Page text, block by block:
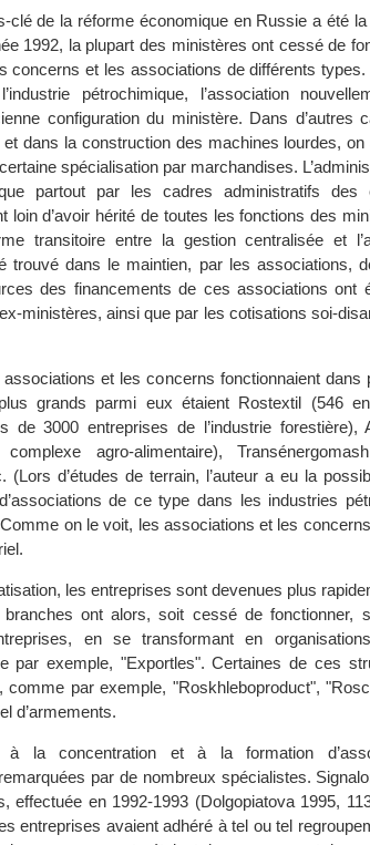
clé de la réforme économique en Russie a été
1992, la plupart des ministères ont cessé de
concerns et les associations de différents
pétrochimique, l’association
configuration du ministère. Dans d’autres
et dans la construction des machines lourdes,
spécialisation par marchandises.
partout par les cadres administratifs des
loin d’avoir hérité de toutes les fonctions des
transitoire entre la gestion centralisée et
trouvé dans le maintien, par les associations,
des financements de ces associations ont
ministères, ainsi que par les cotisations soi-
et les concerns fonctionnaient dans
grands parmi eux étaient Rostextil (546
de 3000 entreprises de l’industrie forestière),
agro-alimentaire),
(Lors d’études de terrain, l’auteur a eu la
de ce type dans les industries
on le voit, les associations et les
les entreprises sont devenues plus
ont alors, soit cessé de fonctionner,
en se transformant en
par exemple, "Exportles". Certaines de ces
comme par exemple, "Roskhleboproduct",
d’armements.
à la concentration et à la formation
par de nombreux spécialistes.
effectuée en 1992-1993 (Dolgopiatova 1995,
entreprises avaient adhéré à tel ou tel